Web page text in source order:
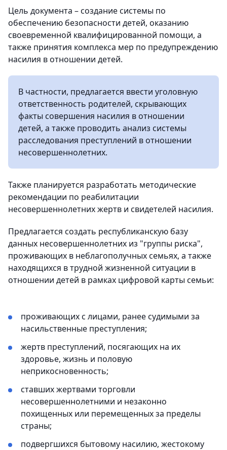
Цель документа – создание системы по
обеспечению безопасности детей, оказанию
своевременной квалифицированной помощи, а
также принятия комплекса мер по предупреждению
насилия в отношении детей.
В частности, предлагается ввести уголовную
ответственность родителей, скрывающих
факты совершения насилия в отношении
детей, а также проводить анализ системы
расследования преступлений в отношении
несовершеннолетних.
Также планируется разработать методические
рекомендации по реабилитации
несовершеннолетних жертв и свидетелей насилия.
Предлагается создать республиканскую базу
данных несовершеннолетних из "группы риска",
проживающих в неблагополучных семьях, а также
находящихся в трудной жизненной ситуации в
отношении детей в рамках цифровой карты семьи:
проживающих с лицами, ранее судимыми за
насильственные преступления;
жертв преступлений, посягающих на их
здоровье, жизнь и половую
неприкосновенность;
ставших жертвами торговли
несовершеннолетними и незаконно
похищенных или перемещенных за пределы
страны;
подвергшихся бытовому насилию, жестокому